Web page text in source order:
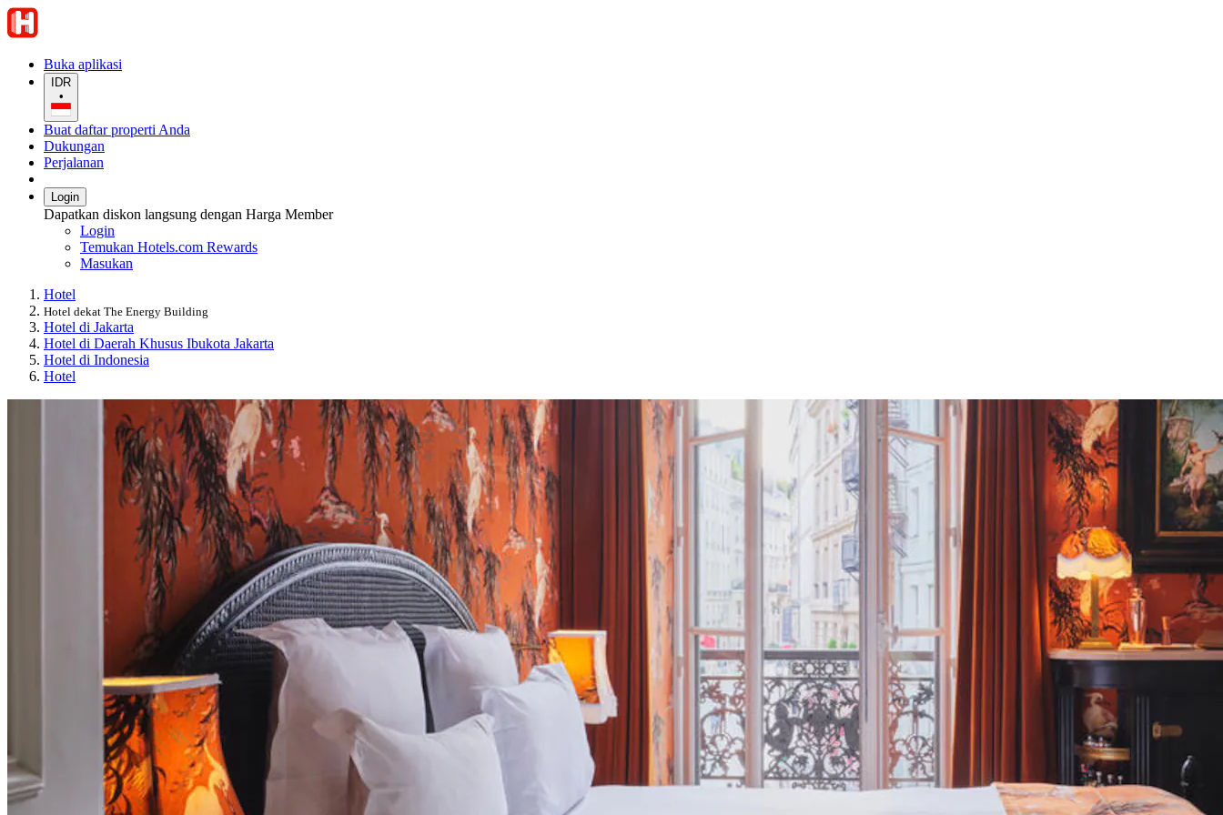
Buka aplikasi
IDR
•
Buat daftar properti Anda
Dukungan
Perjalanan
Login
Dapatkan diskon langsung dengan Harga Member
Login
Temukan Hotels.com Rewards
Masukan
Hotel
Hotel dekat The Energy Building
Hotel di Jakarta
Hotel di Daerah Khusus Ibukota Jakarta
Hotel di Indonesia
Hotel